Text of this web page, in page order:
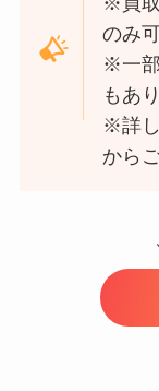
のみ
※一
もあ
※詳
から